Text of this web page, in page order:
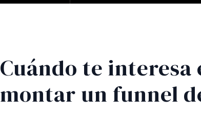
Cuándo te interesa
montar un funnel